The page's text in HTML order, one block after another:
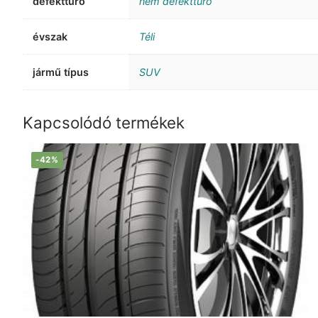
évszak Téli
jármű típus SUV
Kapcsolódó termékek
-42%